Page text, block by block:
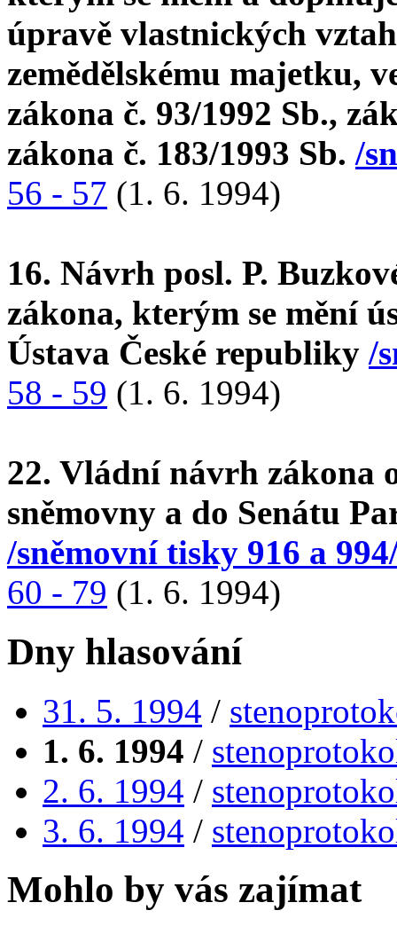
úpravě vlastnických
zemědělskému majetku,
zákona č. 93/1992 Sb.,
zákona č. 183/1993 Sb. /
56 - 57 (1. 6. 1994)
16. Návrh posl. P.
zákona, kterým se mění
Ústava České republiky /
58 - 59 (1. 6. 1994)
22. Vládní návrh zákona
sněmovny a do Senátu
/sněmovní tisky 916 a
60 - 79 (1. 6. 1994)
Dny hlasování
31. 5. 1994 /
1. 6. 1994 /
2. 6. 1994 /
3. 6. 1994 /
Mohlo by vás zajímat